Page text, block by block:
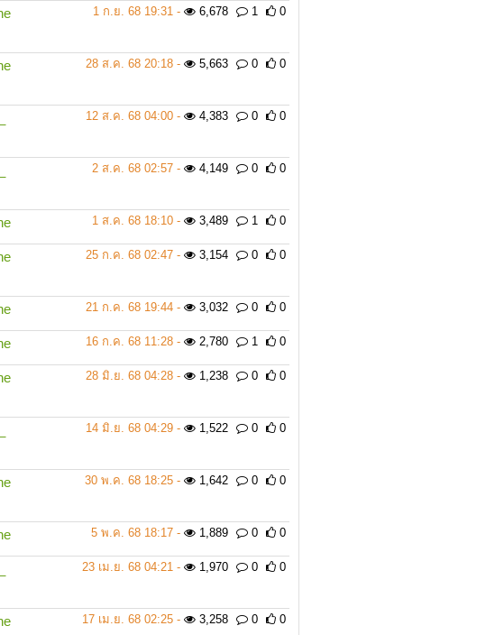
1 ก.ย. 68 19:31 - 6,678 1 0
28 ส.ค. 68 20:18 - 5,663 0 0
12 ส.ค. 68 04:00 - 4,383 0 0
2 ส.ค. 68 02:57 - 4,149 0 0
1 ส.ค. 68 18:10 - 3,489 1 0
25 ก.ค. 68 02:47 - 3,154 0 0
21 ก.ค. 68 19:44 - 3,032 0 0
16 ก.ค. 68 11:28 - 2,780 1 0
28 มิ.ย. 68 04:28 - 1,238 0 0
14 มิ.ย. 68 04:29 - 1,522 0 0
30 พ.ค. 68 18:25 - 1,642 0 0
5 พ.ค. 68 18:17 - 1,889 0 0
23 เม.ย. 68 04:21 - 1,970 0 0
17 เม.ย. 68 02:25 - 3,258 0 0